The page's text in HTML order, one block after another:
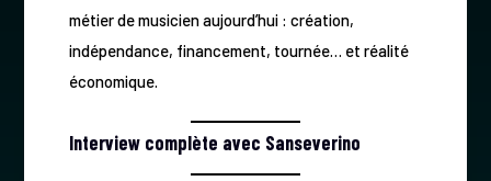
métier de musicien aujourd’hui : création,
indépendance, financement, tournée… et réalité
économique.
Interview complète avec Sanseverino